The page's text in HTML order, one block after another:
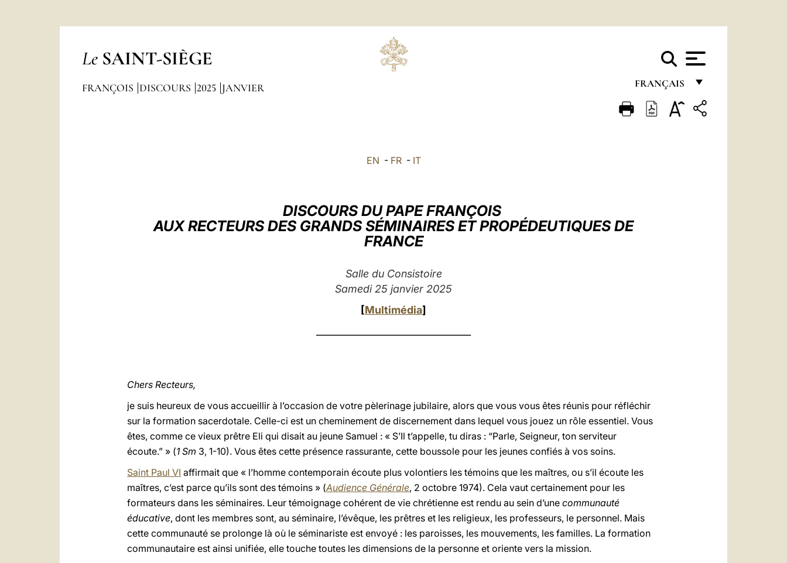
Le SAINT-SIÈGE
FRANÇAIS
FRANÇAIS
DEUTSCH
FRANÇOIS DISCOURS 2025 JANVIER
EN - FR- IT
DISCOURS DU PAPE FRANÇOIS
AUX RECTEURS DES GRANDS SÉMINAIRES ET PROPÉDEUTIQUES DE
FRANCE
Salle du Consistoire
Samedi 25 janvier 2025
[Multimédia]
Chers Recteurs,
je suis heureux de vous accueillir à l’occasion de votre pèlerinage jubilaire, alors que vous vous êtes réunis pour réfléchir
sur la formation sacerdotale. Celle-ci est un cheminement de discernement dans lequel vous jouez un rôle essentiel. Vous
êtes, comme ce vieux prêtre Eli qui disait au jeune Samuel : « S’Il t’appelle, tu diras : “Parle, Seigneur, ton serviteur
écoute.” » (1 Sm 3, 1-10). Vous êtes cette présence rassurante, cette boussole pour les jeunes confiés à vos soins.
Saint Paul VI affirmait que « l’homme contemporain écoute plus volontiers les témoins que les maîtres, ou s’il écoute les
maîtres, c’est parce qu’ils sont des témoins » (Audience Générale, 2 octobre 1974). Cela vaut certainement pour les
formateurs dans les séminaires. Leur témoignage cohérent de vie chrétienne est rendu au sein d’une communauté
éducative, dont les membres sont, au séminaire, l’évêque, les prêtres et les religieux, les professeurs, le personnel. Mais
cette communauté se prolonge là où le séminariste est envoyé : les paroisses, les mouvements, les familles. La formation
communautaire est ainsi unifiée, elle touche toutes les dimensions de la personne et oriente vers la mission.